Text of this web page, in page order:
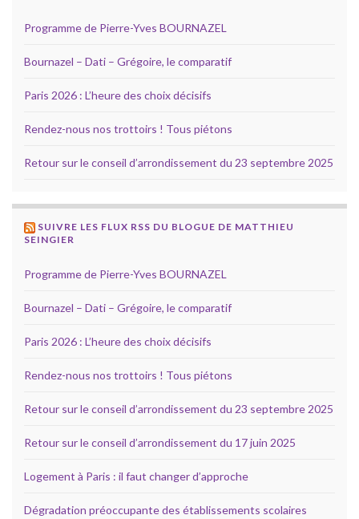
Programme de Pierre-Yves BOURNAZEL
Bournazel – Dati – Grégoire, le comparatif
Paris 2026 : L’heure des choix décisifs
Rendez-nous nos trottoirs ! Tous piétons
Retour sur le conseil d’arrondissement du 23 septembre 2025
SUIVRE LES FLUX RSS DU BLOGUE DE MATTHIEU
SEINGIER
Programme de Pierre-Yves BOURNAZEL
Bournazel – Dati – Grégoire, le comparatif
Paris 2026 : L’heure des choix décisifs
Rendez-nous nos trottoirs ! Tous piétons
Retour sur le conseil d’arrondissement du 23 septembre 2025
Retour sur le conseil d’arrondissement du 17 juin 2025
Logement à Paris : il faut changer d’approche
Dégradation préoccupante des établissements scolaires